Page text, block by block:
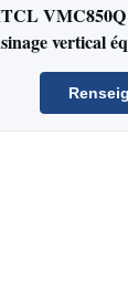
vertical
à 4 axes pour la